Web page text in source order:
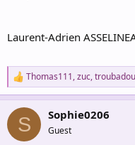
Laurent-Adrien
R
e
a
c
i
Thomas111,zuc,
S Sophie0206
Guest